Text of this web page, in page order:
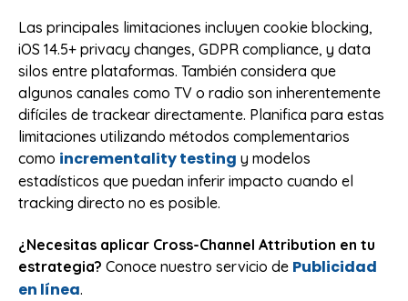
Las principales limitaciones incluyen cookie blocking,
iOS 14.5+ privacy changes, GDPR compliance, y data
silos entre plataformas. También considera que
algunos canales como TV o radio son inherentemente
difíciles de trackear directamente. Planifica para estas
limitaciones utilizando métodos complementarios
como incrementality testing y modelos
estadísticos que puedan inferir impacto cuando el
tracking directo no es posible.
¿Necesitas aplicar Cross-Channel Attribution en tu
estrategia? Conoce nuestro servicio de Publicidad
en línea.